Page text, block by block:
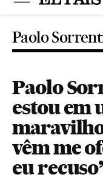
Paolo
Paolo
estou em
vêm me
eu